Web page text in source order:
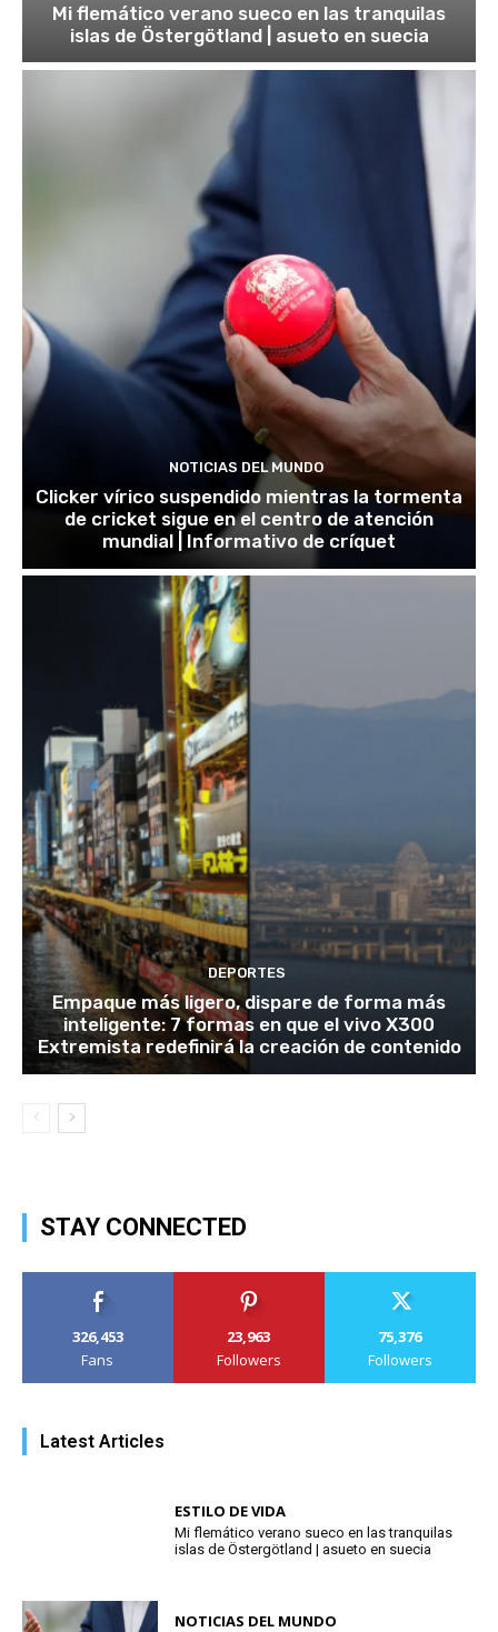
Mi flemático verano sueco en las tranquilas
islas de Östergötland | asueto en suecia
NOTICIAS DEL MUNDO
Clicker vírico suspendido mientras la tormenta
de cricket sigue en el centro de atención
mundial | Informativo de críquet
DEPORTES
Empaque más ligero, dispare de forma más
inteligente: 7 formas en que el vivo X300
Extremista redefinirá la creación de contenido
STAY CONNECTED
326,453
Fans
23,963
Followers
75,376
Followers
Latest Articles
ESTILO DE VIDA
Mi flemático verano sueco en las tranquilas
islas de Östergötland | asueto en suecia
NOTICIAS DEL MUNDO